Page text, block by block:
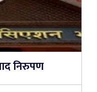
निरुपण